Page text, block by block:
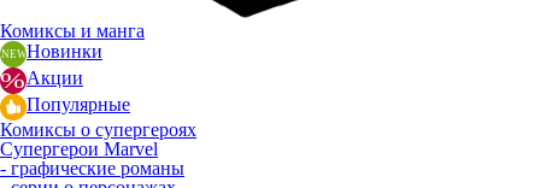
Комиксы и манга
Новинки
Акции
Популярные
Комиксы о супергероях
Супергерои Marvel
- графические романы